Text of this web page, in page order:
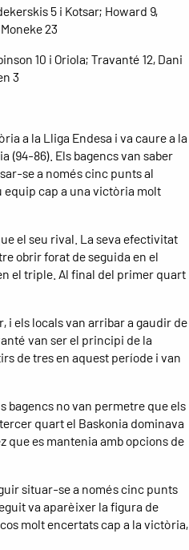
5 i Kotsar; Howard 9,
23
10 i Oriola; Travanté 12, Dani
3
a la Lliga Endesa i va caure a la
(94-86). Els bagencs van saber
se a només cinc punts al
equip cap a una victòria molt
el seu rival. La seva efectivitat
obrir forat de seguida en el
el triple. Al final del primer quart
i els locals van arribar a gaudir de
van ser el principi de la
de tres en aquest període i van
bagencs no van permetre que els
quart el Baskonia dominava
que es mantenia amb opcions de
situar-se a només cinc punts
va aparèixer la figura de
molt encertats cap a la victòria,